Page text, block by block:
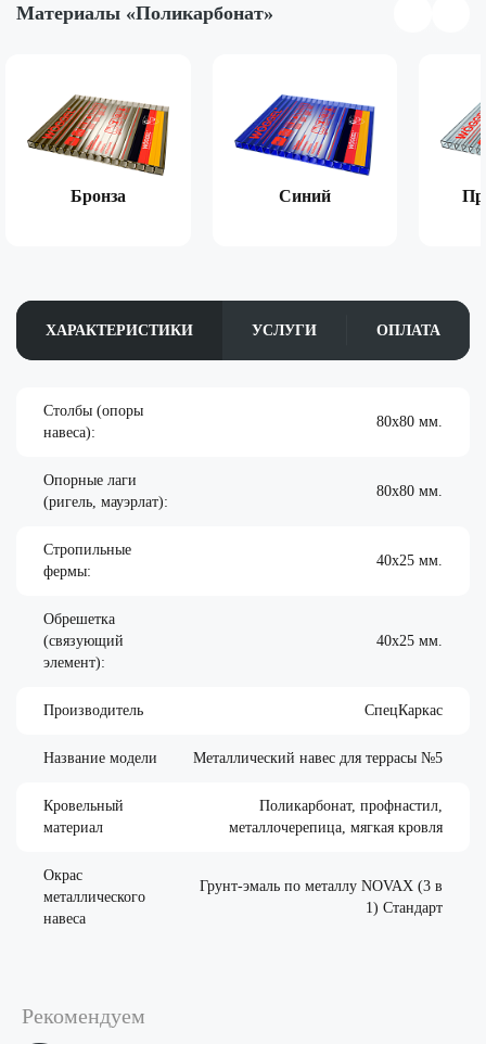
Материалы «Поликарбонат»
Бронза Синий
ХАРАКТЕРИСТИКИ УСЛУГИ ОПЛАТА
Столбы (опоры
навеса):
80х80 мм.
Опорные лаги
(ригель, мауэрлат):
80х80 мм.
Стропильные
фермы:
40х25 мм.
Обрешетка
(связующий
элемент):
40х25 мм.
Производитель СпецКаркас
Название модели Металлический навес для террасы №5
Кровельный
материал
Поликарбонат, профнастил,
металлочерепица, мягкая кровля
Окрас
металлического
навеса
Грунт-эмаль по металлу NOVAX (3 в
1) Стандарт
Рекомендуем